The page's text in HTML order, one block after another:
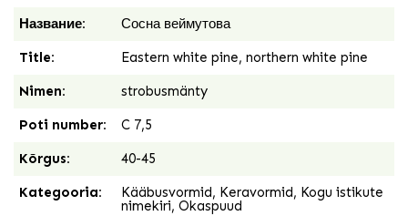
Название: Сосна веймутова
Title: Eastern white pine, northern white pine
Nimen: strobusmänty
Poti number: C 7,5
Kõrgus: 40-45
Kategooria: Kääbusvormid, Keravormid, Kogu istikute
nimekiri, Okaspuud